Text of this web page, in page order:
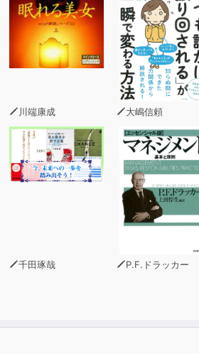
川端康成 大嶋信頼
千田琢哉 P.F.ドラッカー